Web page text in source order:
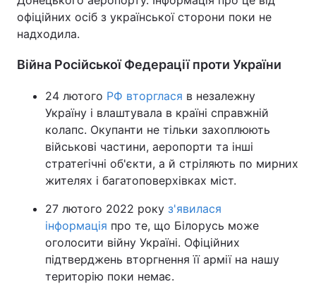
офіційних осіб з української сторони поки не
надходила.
Війна Російської Федерації проти України
24 лютого РФ вторглася в незалежну
Україну і влаштувала в країні справжній
колапс. Окупанти не тільки захоплюють
військові частини, аеропорти та інші
стратегічні об'єкти, а й стріляють по мирних
жителях і багатоповерхівках міст.
27 лютого 2022 року з'явилася
інформація про те, що Білорусь може
оголосити війну Україні. Офіційних
підтверджень вторгнення її армії на нашу
територію поки немає.